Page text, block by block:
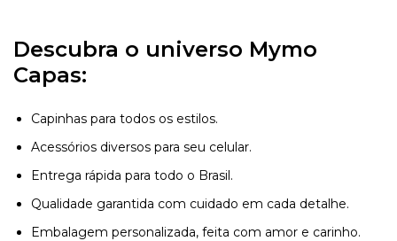
Descubra o universo Mymo
Capas:
Capinhas para todos os estilos.
Acessórios diversos para seu celular.
Entrega rápida para todo o Brasil.
Qualidade garantida com cuidado em cada detalhe.
Embalagem personalizada, feita com amor e carinho.